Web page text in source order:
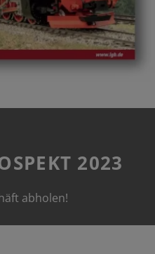
2023
abholen!